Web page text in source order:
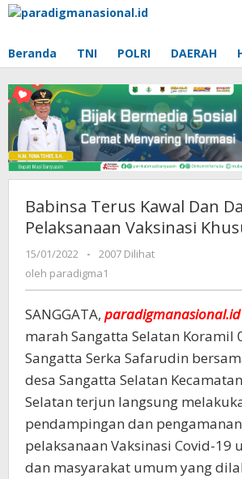
Lewati
Beranda TNI POLRI DAERAH
Babinsa Terus Kawal Dan
Pelaksanaan Vaksinasi
15/01/2022
oleh
paradigma1
-
2007 Dilihat
oleh paradigma1
SANGGATA, paradigmanasional.id
marah Sangatta Selatan Koramil
Sangatta Serka Safarudin
desa Sangatta Selatan
Selatan terjun langsung
pendampingan dan
pelaksanaan Vaksinasi Covid-19
dan masyarakat umum yang